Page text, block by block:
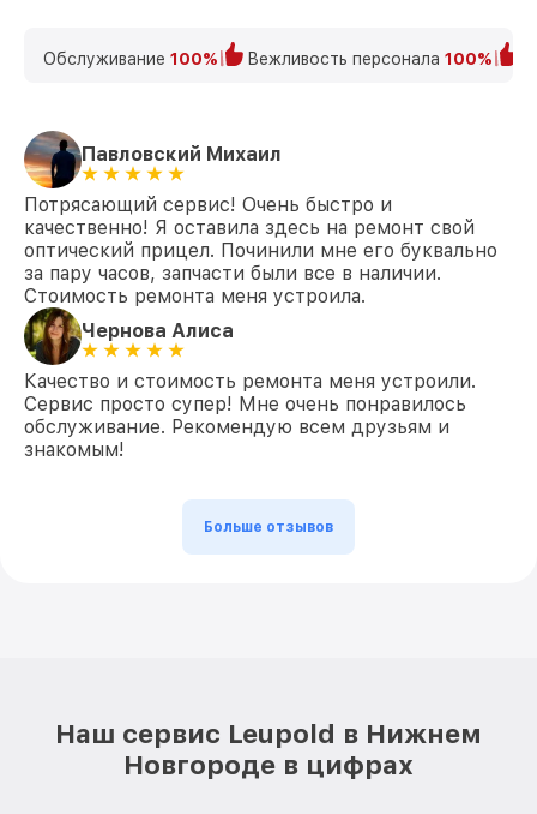
Обслуживание 100% Вежливость персонала 100%
Павловский Михаил
Потрясающий сервис! Очень быстро и
качественно! Я оставила здесь на ремонт свой
оптический прицел. Починили мне его буквально
за пару часов, запчасти были все в наличии.
Стоимость ремонта меня устроила.
Чернова Алиса
Качество и стоимость ремонта меня устроили.
Сервис просто супер! Мне очень понравилось
обслуживание. Рекомендую всем друзьям и
знакомым!
Больше отзывов
Наш сервис Leupold в Нижнем
Новгороде в цифрах